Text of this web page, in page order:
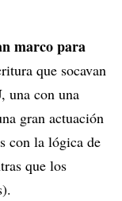
marco para
que socavan
una con una
gran actuación
con la lógica de
que los